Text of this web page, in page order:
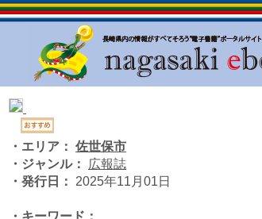
・エリア： 佐世保市
・ジャンル：
広報誌
・発行日：
2025年11月01日
・キーワード：